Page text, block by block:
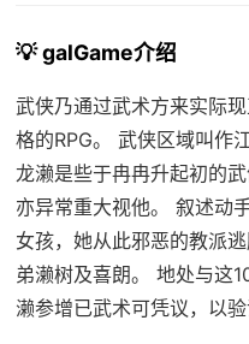
💡 galGame介绍
武侠乃通过武术方来实际
格的RPG。 武侠区域叫作
龙濑是些于冉冉升起初的
亦异常重大视他。 叙述动
女孩，她从此邪恶的教派
弟濑树及喜朗。 地处与这
濑参增已武术可凭议，以验